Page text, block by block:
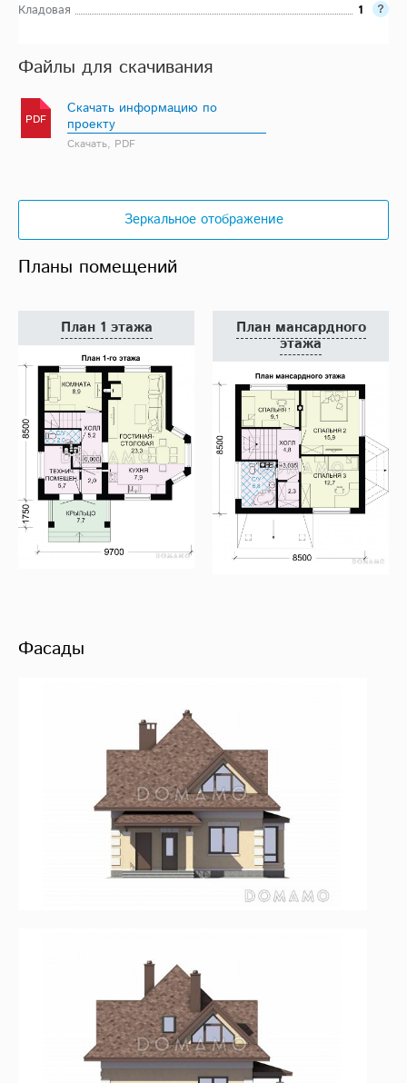
Кладовая
1
Файлы для скачивания
PDF
Скачать информацию по
проекту
Скачать, PDF
Планы помещений
Зеркальное отображение
План 1 этажа План мансардного
этажа
Фасады